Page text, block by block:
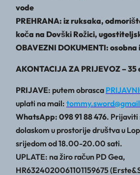
vode
PREHRANA: iz ruksaka,
koča na Dovški Rožici,
OBAVEZNI DOKUMENTI: osobna
AKONTACIJA ZA PRIJEVOZ – 35
PRIJAVE: putem obrasca
uplati na mail:
WhatsApp: 098 91 88 476. Prijaviti
dolaskom u prostorije društva u
srijedom od 18.00-20.00 sati.
UPLATE: na žiro račun PD Gea,
HR6324020061101159675